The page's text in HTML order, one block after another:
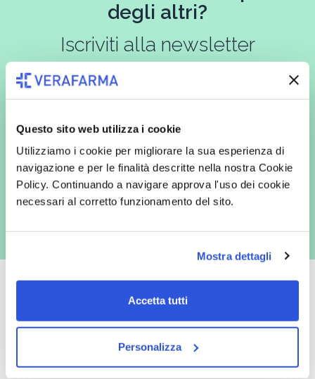
Questo sito web utilizza i cookie
Utilizziamo i cookie per migliorare la sua esperienza di
navigazione e per le finalità descritte nella nostra Cookie
Policy. Continuando a navigare approva l'uso dei cookie
necessari al corretto funzionamento del sito.
Mostra dettagli
Accetta tutti
Personalizza
degli altri?
Iscriviti alla newsletter
redatta ai sensi del Regolamento EU 2016/679, acconsento
commerciali da parte di Verafarma, tra cui invio di comunicazioni
marketing (con modalità telematiche - quali ad es. newsletter ed e-mail
con inviti e comunicazioni commerciali - e modalità tradizionali, quali ad
es. posta cartacea)
Oltre 50.000 prodotti Spedizione gratuita